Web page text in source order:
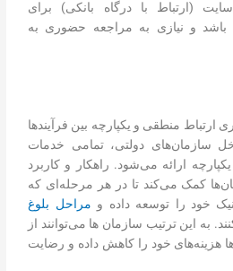
(ارتباط با درگاه بانکی) برای
باشد و نیازی به مراجعه حضوری به
ارتباط منطقی و یکپارچه بین فرآیندها
سازمان‌های دولتی، تمامی خدمات
ارائه می‌شود. راهکار و کاربرد
کمک می‌کند تا در هر مرحله‌ای که
خود را توسعه داده و مراحل بلوغ
به این ترتیب سازمان ها می‌توانند از
هزینه‌های خود را کاهش داده و رضایت